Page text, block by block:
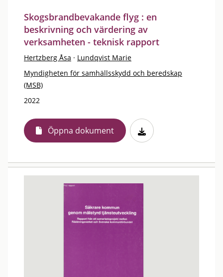
Skogsbrandbevakande flyg : en
beskrivning och värdering av
verksamheten - teknisk rapport
Hertzberg Åsa · Lundqvist Marie
Myndigheten för samhällsskydd och beredskap
(MSB)
2022
Öppna dokument